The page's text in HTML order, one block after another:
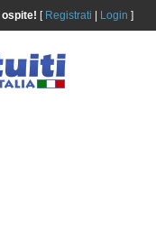
ospite! [ Registrati Login ]